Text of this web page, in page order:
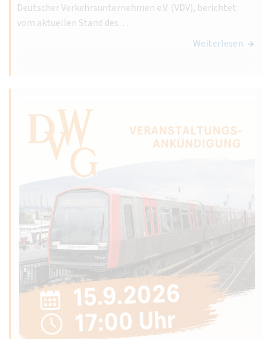
Deutscher Verkehrsunternehmen e.V. (VDV), berichtet
vom aktuellen Stand des…
Weiterlesen